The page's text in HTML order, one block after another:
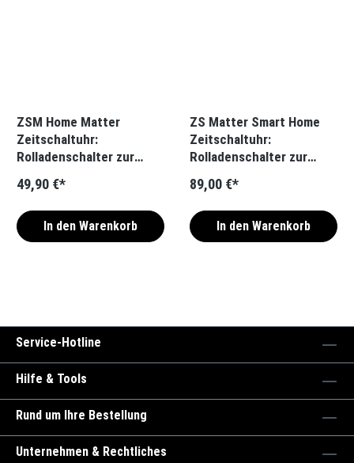
ZSM Home Matter
Zeitschaltuhr:
Rolladenschalter zur
Rolladensteuerung
49,90 €*
In den Warenkorb
ZS Matter Smart Home
Zeitschaltuhr:
Rolladenschalter zur
Rolladensteuerung
89,00 €*
In den Warenkorb
Service-Hotline
Hilfe & Tools
Rund um Ihre Bestellung
Unternehmen & Rechtliches